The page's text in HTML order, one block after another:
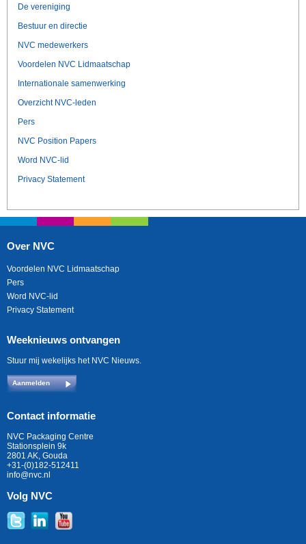
De vereniging
Bestuur en directie
NVC medewerkers
Voordelen NVC Lidmaatschap
Internationale samenwerking
Overzicht NVC-leden
Pers
NVC Position Papers
Word NVC-lid
Privacy Statement
Over NVC
Voordelen NVC Lidmaatschap
Pers
Word NVC-lid
Privacy Statement
Weeknieuws ontvangen
Stuur mij wekelijks het NVC Nieuws.
Aanmelden
Contact informatie
NVC Packaging Centre
Stationsplein 9k
2801 AK, Gouda
+31-(0)182-512411
info@nvc.nl
Volg NVC